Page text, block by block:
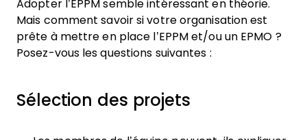
Adopter l’EPPM semble intéressant en théorie.
Mais comment savoir si votre organisation est
prête à mettre en place l’EPPM et/ou un EPMO ?
Posez-vous les questions suivantes :
Sélection des projets